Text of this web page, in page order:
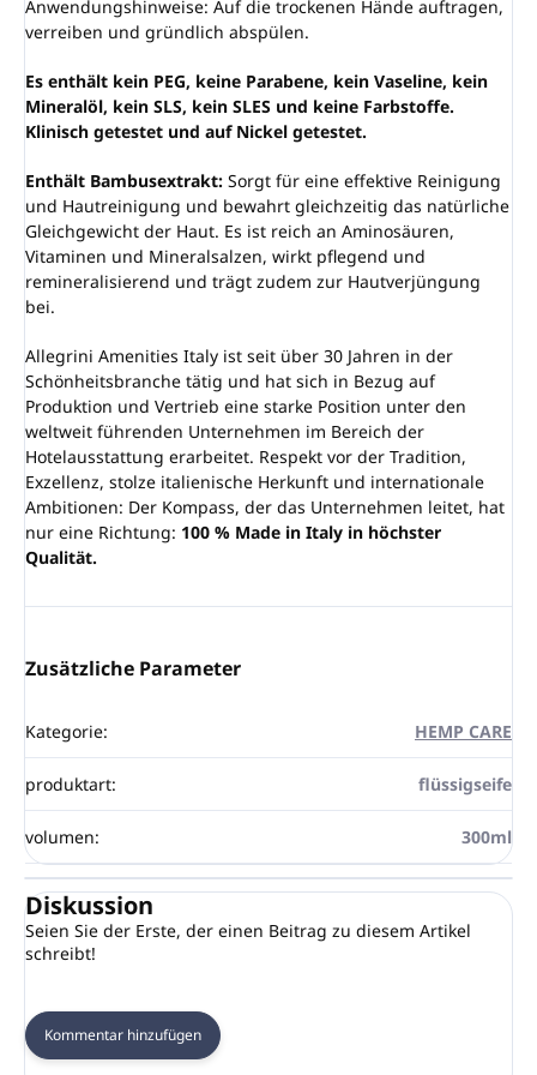
Anwendungshinweise: Auf die trockenen Hände auftragen,
verreiben und gründlich abspülen.
Es enthält kein PEG, keine Parabene, kein Vaseline, kein
Mineralöl, kein SLS, kein SLES und keine Farbstoffe.
Klinisch getestet und auf Nickel getestet.
Enthält Bambusextrakt: Sorgt für eine effektive Reinigung
und Hautreinigung und bewahrt gleichzeitig das natürliche
Gleichgewicht der Haut. Es ist reich an Aminosäuren,
Vitaminen und Mineralsalzen, wirkt pflegend und
remineralisierend und trägt zudem zur Hautverjüngung
bei.
Allegrini Amenities Italy ist seit über 30 Jahren in der
Schönheitsbranche tätig und hat sich in Bezug auf
Produktion und Vertrieb eine starke Position unter den
weltweit führenden Unternehmen im Bereich der
Hotelausstattung erarbeitet. Respekt vor der Tradition,
Exzellenz, stolze italienische Herkunft und internationale
Ambitionen: Der Kompass, der das Unternehmen leitet, hat
nur eine Richtung: 100 % Made in Italy in höchster
Qualität.
Zusätzliche Parameter
Kategorie: HEMP CARE
produktart: flüssigseife
volumen: 300ml
Diskussion
Seien Sie der Erste, der einen Beitrag zu diesem Artikel
schreibt!
Kommentar hinzufügen